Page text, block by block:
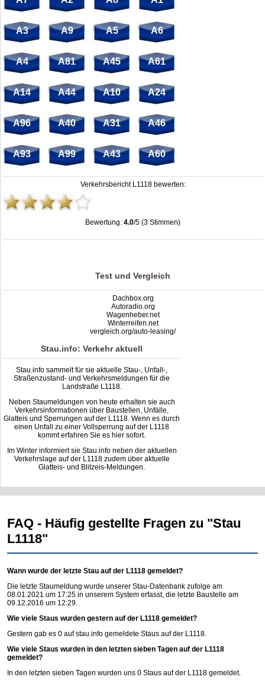
A3 A9 A5 A6
A4 A81 A45 A61
A14 A44 A10 A24
A96 A40 A31 A46
A93 A99 A43 A60
Verkehrsbericht L1118 bewerten:
Bewertung:4.0/5 (3 Stimmen)
Stau L1118: Unfälle, Sperrung & Baustellen | Staumelder L1118 ,4.0out of5
Test und Vergleich
Dachbox.org
Autoradio.org
Wagenheber.net
Winterreifen.net
vergleich.org/auto-leasing/
Stau.info: Verkehr aktuell
Stau.info sammelt für sie aktuelle Stau-, Unfall-,
Straßenzustand- und Verkehrsmeldungen für die
Landstraße L1118.
Neben Staumeldungen von heute erhalten sie auch
Verkehrsinformationen über Baustellen, Unfälle,
Glatteis und Sperrungen auf der L1118. Wenn es durch
einen Unfall zu einer Vollsperrung auf der L1118
kommt erfahren Sie es hier sofort.
Im Winter informiert sie Stau.info neben der aktuellen
Verkehrslage auf der L1118 zudem über aktuelle
Glatteis- und Blitzeis-Meldungen.
FAQ - Häufig gestellte Fragen zu "Stau
L1118"
Wann wurde der letzte Stau auf der L1118 gemeldet?
Die letzte Staumeldung wurde unserer Stau-Datenbank zufolge am
08.01.2021 um 17:25 in unserem System erfasst, die letzte Baustelle am
09.12.2016 um 12:29.
Wie viele Staus wurden gestern auf der L1118 gemeldet?
Gestern gab es 0 aufstau.info gemeldete Staus auf der L1118.
Wie viele Staus wurden in den letzten sieben Tagen auf der L1118
gemeldet?
In den letzten sieben Tagen wurden uns 0 Staus auf der L1118 gemeldet.